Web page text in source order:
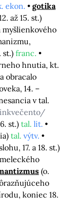
ekon.
gotika
až 15. st.)
st.) franc.
hnutia, kt.
obracalo
14. –
v tal.
st.) tal. lit.
tal. výtv.
17. a 18. st.)
(o.
koniec 18.